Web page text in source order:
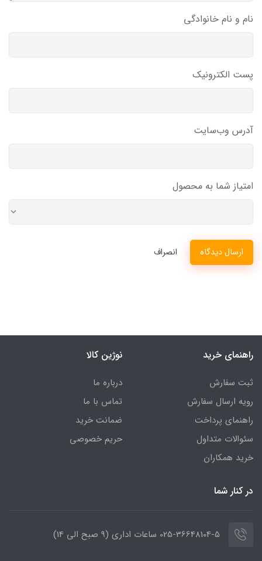
نام و نام خانوادگی
پست الکترونیک
آدرس وب‌سایت
امتیاز شما به محصول
ارسال دیدگاه انصراف
راهنمای خرید
ثبت سفارش
رویه ارسال سفارش
راهنمای پرداخت
سئوالات متداول
خرید همکاران
نوژین کالا
درباره ما
تماس با ما
ضمانت خرید
حریم خصوصی
در کنار شما
025-36648104-5 ساعات اداری (9 صبح الی 14)